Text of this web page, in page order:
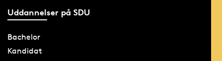
Uddannelser på SDU
Bachelor
Kandidat